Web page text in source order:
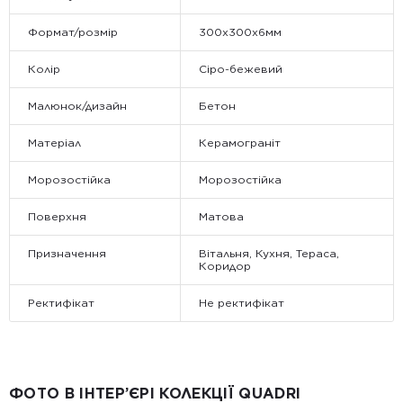
Формат/розмір 300x300x6мм
Колір Сіро-бежевий
Малюнок/дизайн Бетон
Матеріал Керамограніт
Морозостійка Морозостійка
Поверхня Матова
Призначення
Вітальня, Кухня, Тераса,
Коридор
Ректифікат Не ректифікат
ФОТО В ІНТЕР’ЄРІ КОЛЕКЦІЇ QUADRI